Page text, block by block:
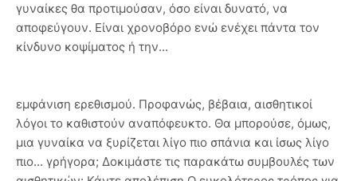
γυναίκες θα προτιμούσαν, όσο είναι δυνατό, να
αποφεύγουν. Είναι χρονοβόρο ενώ ενέχει πάντα τον
κίνδυνο κοψίματος ή την...
εμφάνιση ερεθισμού. Προφανώς, βέβαια, αισθητικοί
λόγοι το καθιστούν αναπόφευκτο. Θα μπορούσε, όμως,
μια γυναίκα να ξυρίζεται λίγο πιο σπάνια και ίσως λίγο
πιο... γρήγορα; Δοκιμάστε τις παρακάτω συμβουλές των